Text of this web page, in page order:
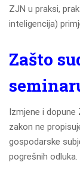
ZJN u praksi,
inteligencija)
Zašto
Izmjene i
zakon ne
gospodarske
pogrešnih odluka.